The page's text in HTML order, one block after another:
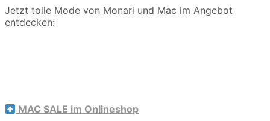
Jetzt tolle Mode von Monari und Mac im Angebot
entdecken:
MAC SALE im Onlineshop